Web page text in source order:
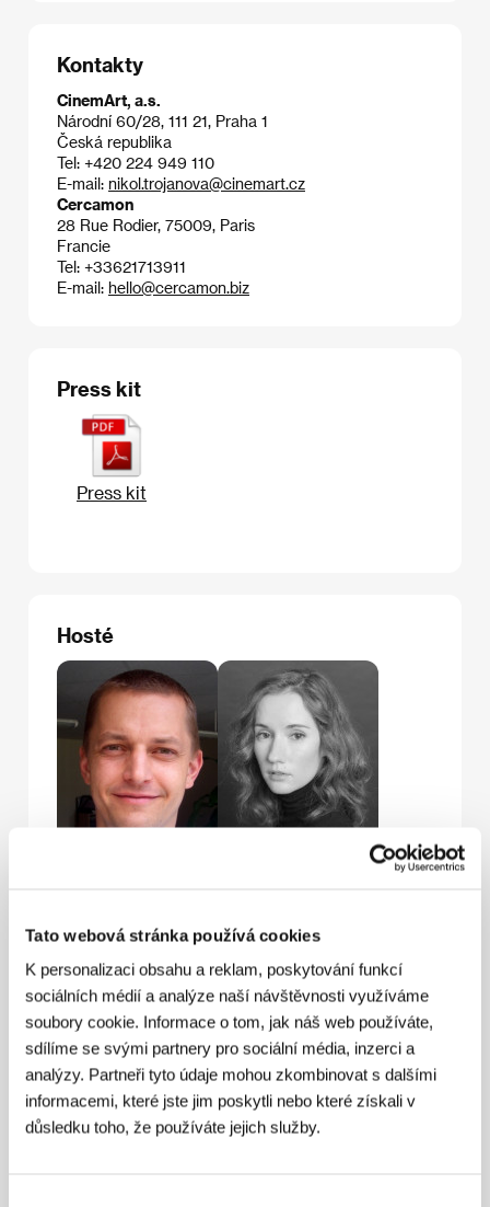
Tato webová stránka používá cookies
K personalizaci obsahu a reklam, poskytování funkcí
sociálních médií a analýze naší návštěvnosti využíváme
soubory cookie. Informace o tom, jak náš web používáte,
sdílíme se svými partnery pro sociální média, inzerci a
analýzy. Partneři tyto údaje mohou zkombinovat s dalšími
informacemi, které jste jim poskytli nebo které získali v
důsledku toho, že používáte jejich služby.
Kontakty
CinemArt, a.s.
Národní 60/28, 111 21, Praha 1
Česká republika
Tel: +420 224 949 110
E-mail: nikol.trojanova@cinemart.cz
Cercamon
28 Rue Rodier, 75009, Paris
Francie
Tel: +33621713911
E-mail: hello@cercamon.biz
Press kit
Press kit
Hosté